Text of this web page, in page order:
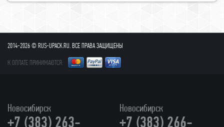
2014-2026 © RUS-UPACK.RU. ВСЕ ПРАВА ЗАЩИЩЕНЫ
К ОПЛАТЕ ПРИНИМАЮТСЯ:
Новосибирск
+7 (383) 263-
Новосибирск
+7 (383) 266-